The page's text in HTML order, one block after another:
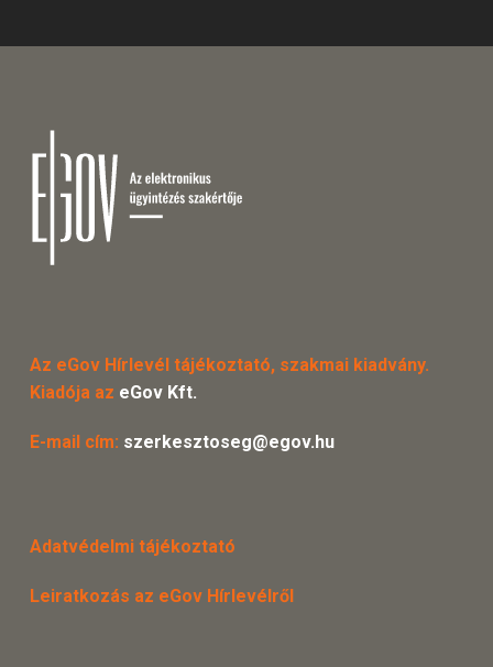
Az eGov Hírlevél tájékoztató, szakmai kiadvány.
Kiadója az eGov Kft.
E-mail cím: szerkesztoseg@egov.hu
Adatvédelmi tájékoztató
Leiratkozás az eGov Hírlevélről